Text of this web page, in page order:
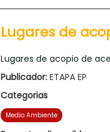
Lugares de
Lugares de acopio de
Publicador: ETAPA EP
Categorias
Medio Ambiente